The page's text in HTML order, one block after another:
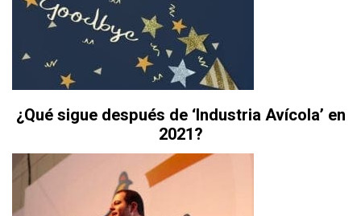
¿Qué sigue después de ‘Industria Avícola’ en
2021?